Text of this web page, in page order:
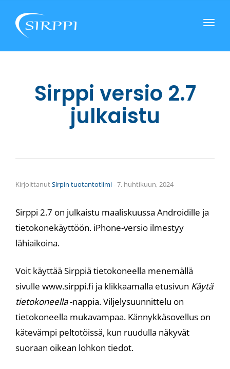
Sirppi versio 2.7
julkaistu
KirjoittanutSirpin tuotantotiimi-7. huhtikuun, 2024
Sirppi 2.7 on julkaistu maaliskuussa Androidille ja
tietokonekäyttöön. iPhone-versio ilmestyy
lähiaikoina.
Voit käyttää Sirppiä tietokoneella menemällä
sivulle www.sirppi.fi ja klikkaamalla etusivun Käytä
tietokoneella-nappia. Viljelysuunnittelu on
tietokoneella mukavampaa. Kännykkäsovellus on
kätevämpi peltotöissä, kun ruudulla näkyvät
suoraan oikean lohkon tiedot.